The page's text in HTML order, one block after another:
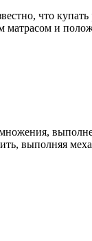
что купать
и
выполняя